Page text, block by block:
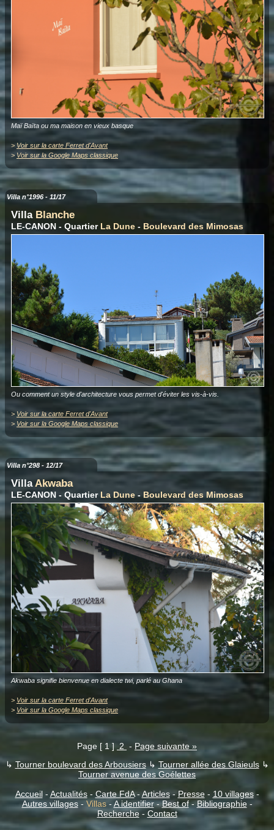
Maï Baïta ou ma maison en vieux basque
> Voir sur la carte Ferret d'Avant
> Voir sur la Google Maps classique
Villa n°1996 - 11/17
Villa Blanche
LE-CANON - Quartier La Dune - Boulevard des Mimosas
Ou comment un style d'architecture vous permet d'éviter les vis-à-vis.
> Voir sur la carte Ferret d'Avant
> Voir sur la Google Maps classique
Villa n°298 - 12/17
VillaAkwaba
LE-CANON - Quartier La Dune- Boulevard des Mimosas
Akwaba signifie bienvenue en dialecte twi, parlé au Ghana
> Voir sur la carte Ferret d'Avant
> Voir sur la Google Maps classique
Page [ 1 ] 2 - Page suivante »
↳ Tourner boulevard des Arbousiers↳Tourner allée des Glaieuls↳
Tourner avenue des Goélettes
Accueil- Actualités- Carte FdA-Articles- Presse- 10 villages-
Autres villages- Villas- A identifier-Best of-Bibliographie-
Recherche- Contact